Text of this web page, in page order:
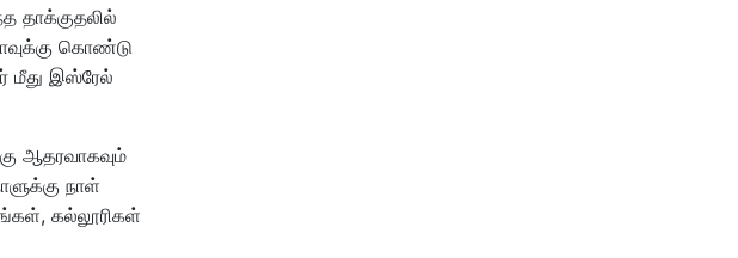
தாக்குதலில்
கொண்டு
மீது இஸ்ரேல்
ஆதரவாகவும்
நாள்
கல்லூரிகள்